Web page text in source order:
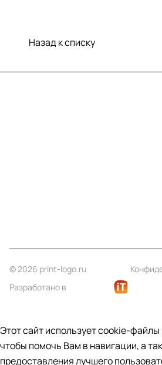
Назад к списку
© 2026 print-logo.ru
Разработано в
Этот сайт использует cookie-файлы
чтобы помочь Вам в навигации, а
предоставления лучшего